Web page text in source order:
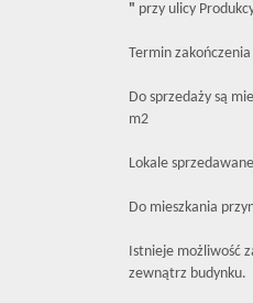
" przy ulicy
Termin
Do sprzedaży są
m2
Lokale
Do mieszkania
Istnieje możliwość
zewnątrz budynku.